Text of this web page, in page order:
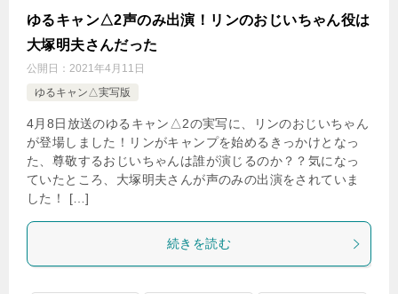
ゆるキャン△2声のみ出演！リンのおじいちゃん役は
大塚明夫さんだった
公開日： 2021年4月11日
ゆるキャン△実写版
4月8日放送のゆるキャン△2の実写に、リンのおじいちゃん
が登場しました！リンがキャンプを始めるきっかけとなっ
た、尊敬するおじいちゃんは誰が演じるのか？？気になっ
ていたところ、大塚明夫さんが声のみの出演をされていま
した！ […]
続きを読む